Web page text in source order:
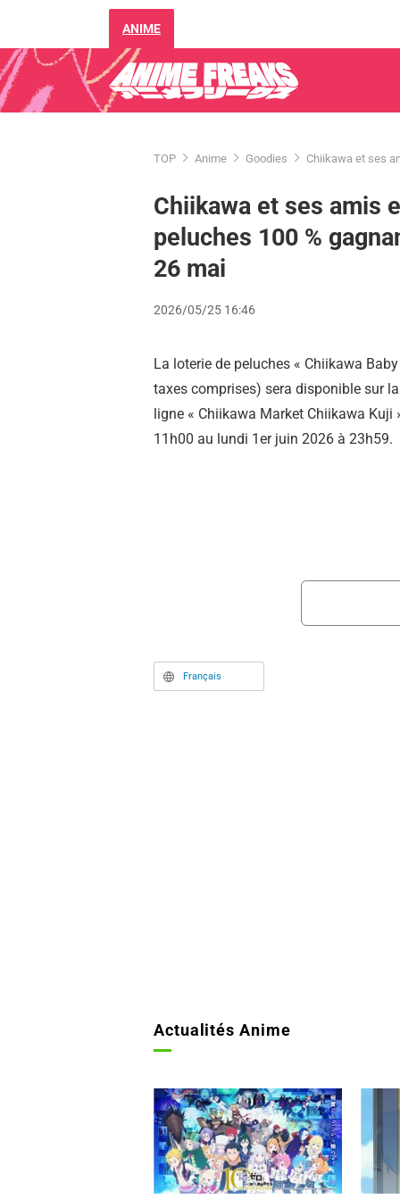
ANIME
TOP Anime Goodies Chiikawa et ses
Chiikawa et ses amis
peluches 100 %
26 mai
2026/05/25 16:46
La loterie de peluches « Chiikawa
taxes comprises) sera disponible sur
ligne « Chiikawa Market Chiikawa Kuji
11h00 au lundi 1er juin 2026 à 23h59.
Français
Actualités Anime